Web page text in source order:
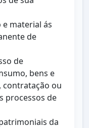
material ás
de
de
bens e
contratação ou
processos de
da